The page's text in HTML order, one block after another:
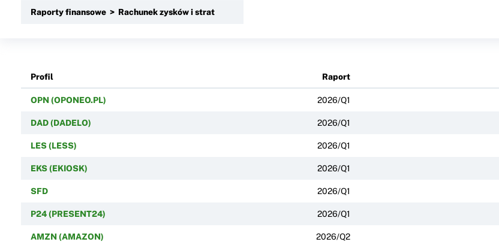
Raporty finansowe > Rachunek zysków i strat
Profil Raport
OPN (OPONEO.PL) 2026/Q1
DAD (DADELO) 2026/Q1
LES (LESS) 2026/Q1
EKS (EKIOSK) 2026/Q1
SFD 2026/Q1
P24 (PRESENT24) 2026/Q1
AMZN (AMAZON) 2026/Q2